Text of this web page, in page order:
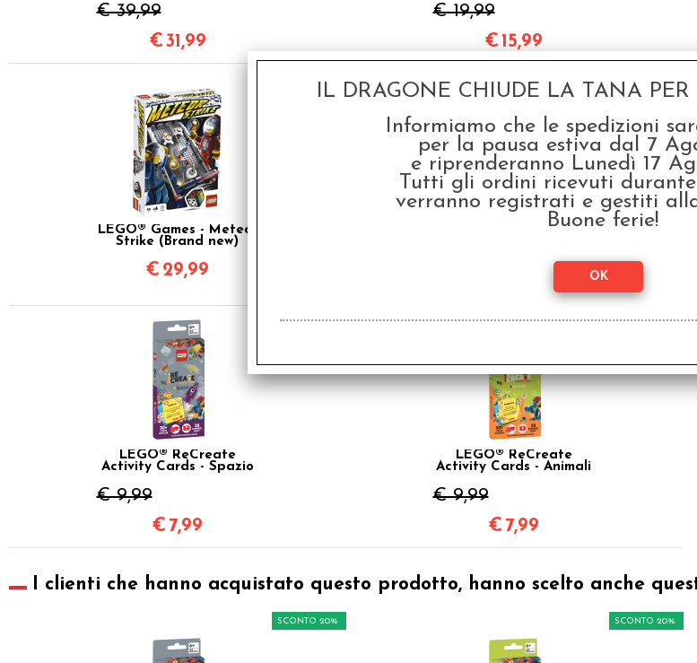
€ 39,99
€31,99
€ 19,99
€15,99
LEGO® Games - Meteor
Strike (Brand new)
€ 29,99
LEGO® ReCreate
Activity Cards - Bundle
LEGO® ReCreate
Activity Cards - Spazio
€ 9,99
€ 7,99
LEGO® ReCreate
Activity Cards - Animali
€ 9,99
€ 7,99
I clienti che hanno acquistato questo prodotto, hanno scelto anche
SCONTO 20% SCONTO 20%
IL DRAGONE CHIUDE LA TANA PER
Informiamo che le spedizioni
per la pausa estiva dal 7
e riprenderanno Lunedì 17
Tutti gli ordini ricevuti
verranno registrati e gestiti
Buone ferie!